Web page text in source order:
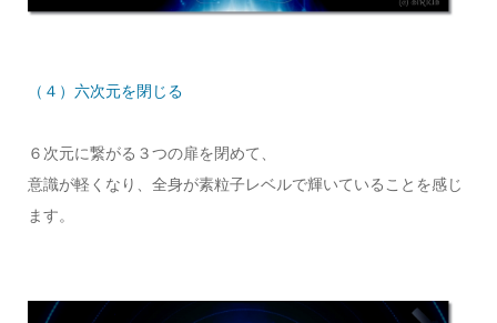
（４）六次元を閉じる
６次元に繋がる３つの扉を閉めて、
意識が軽くなり、全身が素粒子レベルで輝いていることを感じ
ます。